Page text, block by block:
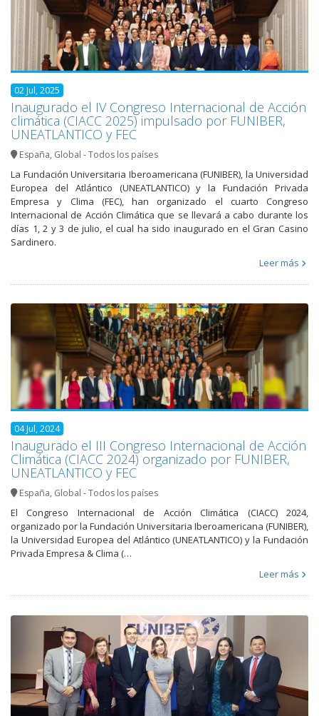
02 Jul, 2025
Inaugurado el IV Congreso Internacional de Acción
climática (CIACC 2025) impulsado por FUNIBER,
UNEATLANTICO y FEC
España, Global - Todos los países
La Fundación Universitaria Iberoamericana (FUNIBER), la Universidad
Europea del Atlántico (UNEATLANTICO) y la Fundación Privada
Empresa y Clima (FEC), han organizado el cuarto Congreso
Internacional de Acción Climática que se llevará a cabo durante los
días 1, 2 y 3 de julio, el cual ha sido inaugurado en el Gran Casino
Sardinero.
Leer más
04 Jul, 2024
Inaugurado el III Congreso Internacional de Acción
Climática (CIACC 2024) organizado por FUNIBER,
UNEATLANTICO y FEC
España, Global - Todos los países
El Congreso Internacional de Acción Climática (CIACC) 2024,
organizado por la Fundación Universitaria Iberoamericana (FUNIBER),
la Universidad Europea del Atlántico (UNEATLANTICO) y la Fundación
Privada Empresa & Clima (…
Leer más